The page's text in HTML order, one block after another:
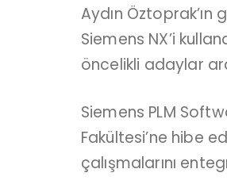
Aydın Öztoprak’ın
Siemens NX’i
öncelikli adaylar
Siemens PLM
Fakültesi’ne hibe
çalışmalarını